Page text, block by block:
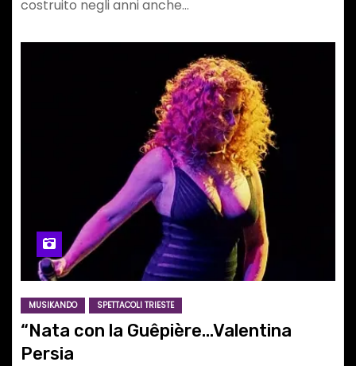
costruito negli anni anche…
MUSIKANDO SPETTACOLI TRIESTE
“Nata con la Guêpière…Valentina
Persia